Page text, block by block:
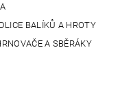
BALÍKŮ A HROTY
A SBĚRÁKY